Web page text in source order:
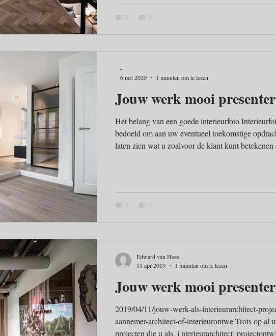
scherpe prijs. Dit kan u op jaarlijkse termijn
Jouw werk mooi
Het belang van een goede interieurfoto Interieurfotografie is
bedoeld om aan uw eventueel toekomstige
laten zien wat u zoalvoor de klant kunt betekenen
-
6 mrt 2020
1 minuten om te lezen
Jouw werk mooi
2019/04/11/jouw-werk-als-interieurarchitect-
aannemer-architect-of-interieurontwe Trots op al
projecten die u als, i nterieurarchitect,
Edward van Hees
11 apr 2019
1 minuten om te lezen